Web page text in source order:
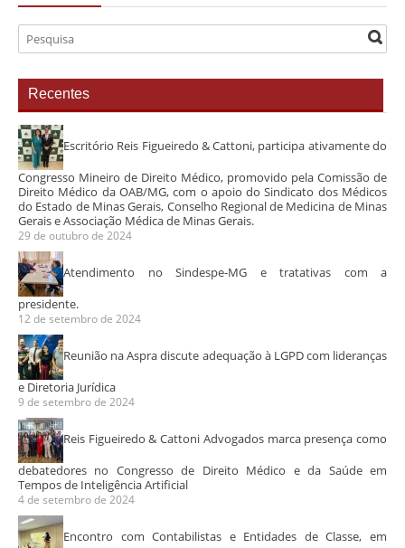
Recentes
Escritório Reis Figueiredo & Cattoni, participa ativamente do
Congresso Mineiro de Direito Médico, promovido pela Comissão de
Direito Médico da OAB/MG, com o apoio do Sindicato dos Médicos
do Estado de Minas Gerais, Conselho Regional de Medicina de Minas
Gerais e Associação Médica de Minas Gerais.
29 de outubro de 2024
Atendimento no Sindespe-MG e tratativas com a
presidente.
12 de setembro de 2024
Reunião na Aspra discute adequação à LGPD com lideranças
e Diretoria Jurídica
9 de setembro de 2024
Reis Figueiredo & Cattoni Advogados marca presença como
debatedores no Congresso de Direito Médico e da Saúde em
Tempos de Inteligência Artificial
4 de setembro de 2024
Encontro com Contabilistas e Entidades de Classe, em